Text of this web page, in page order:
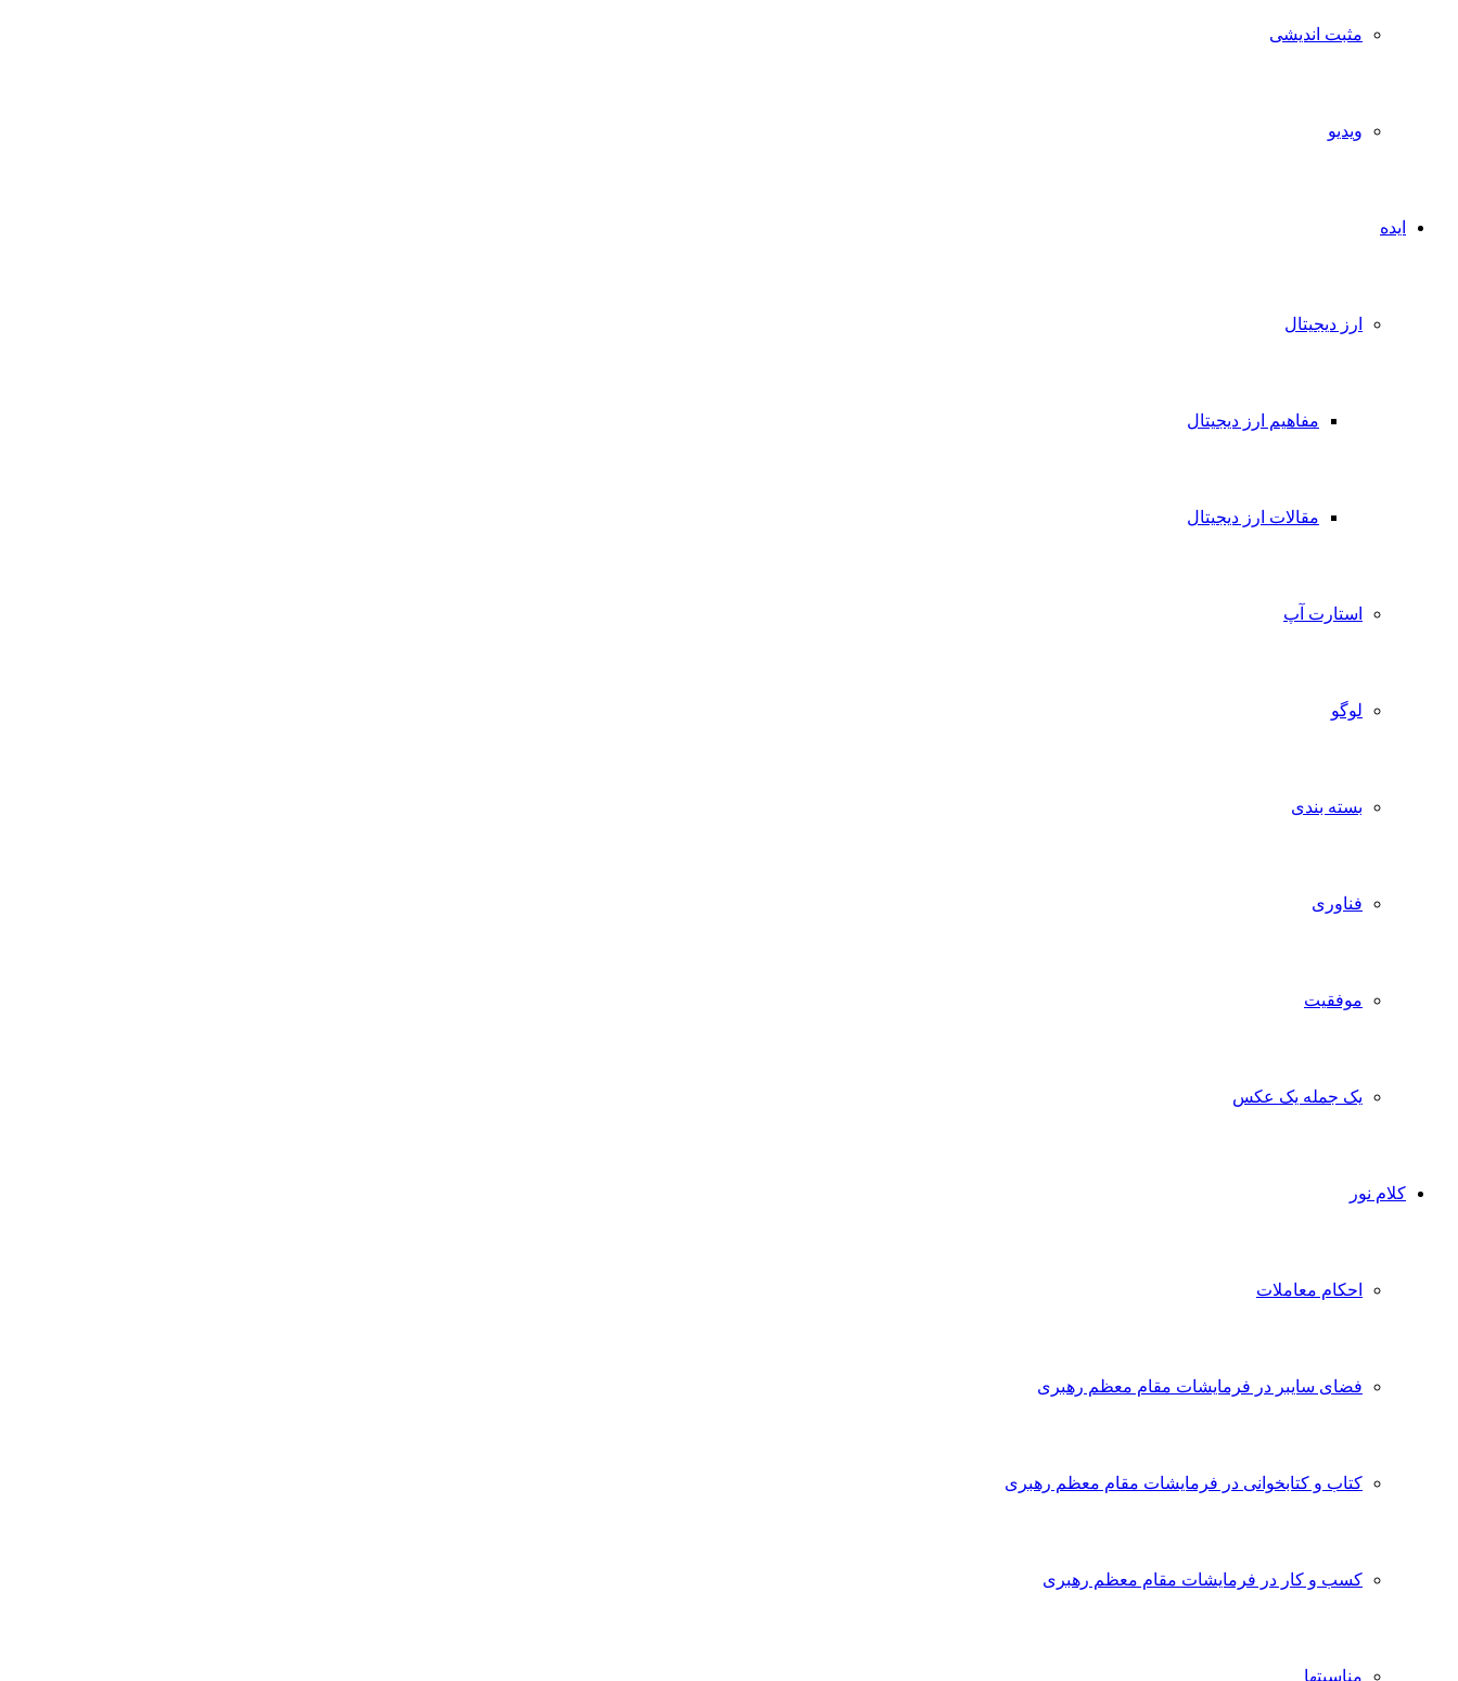
مثبت اندیشی
ویدیو
ایده
ارز دیجیتال
مفاهیم ارز دیجیتال
مقالات ارز دیجیتال
استارت آپ
لوگو
بسته بندی
فناوری
موفقیت
یک جمله یک عکس
کلام نور
احکام معاملات
فضای سایبر در فرمایشات مقام معظم رهبری
کتاب و کتابخوانی در فرمایشات مقام معظم رهبری
کسب و کار در فرمایشات مقام معظم رهبری
مناسبتها